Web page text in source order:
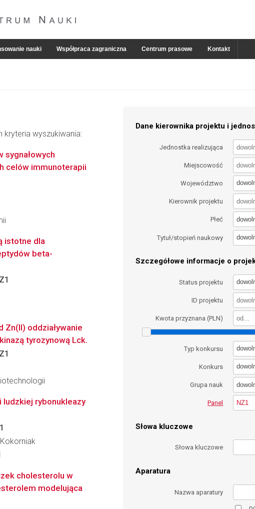
nauki Współpraca zagraniczna Centrum prasowe Kontakt
kryteria wyszukiwania:
Dane kierownika projektu i
Jednostka realizująca
Miejscowość
Województwo
Kierownik projektu
Płeć
Tytuł/stopień naukowy
Szczegółowe informacje o
Status projektu
ID projektu
Kwota przyznana (PLN)
Typ konkursu
Konkurs
Grupa nauk
Panel NZ1
Słowa kluczowe
Słowa kluczowe
Aparatura
Nazwa aparatury
sygnałowych
celów immunoterapii
istotne dla
beta-
Zn(II) oddziaływanie
tyrozynową Lck.
ludzkiej rybonukleazy
cholesterolu w
modelująca